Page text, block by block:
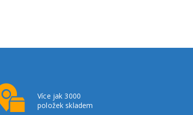
Více jak 3000
položek skladem